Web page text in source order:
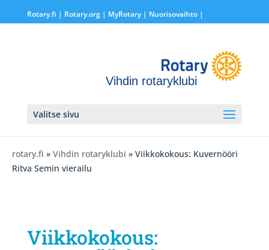
Rotary.fi | Rotary.org| MyRotary | Nuorisovaihto|
Vihdin rotaryklubi
Valitse sivu
rotary.fi » Vihdin rotaryklubi » Viikkokokous: Kuvernööri
Ritva Semin vierailu
Viikkokokous: